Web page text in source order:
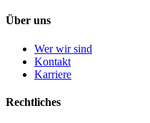
Über uns
Wer wir sind
Kontakt
Karriere
Rechtliches